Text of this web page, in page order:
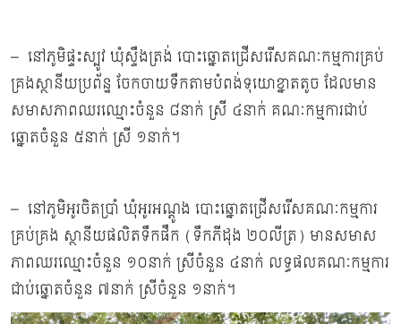
– នៅភូមិផ្ទះស្បូវ ឃុំស្ទឹងត្រង់ បោះឆ្នោតជ្រើសរើសគណៈកម្មការគ្រប់
គ្រងស្ថានីយប្រព័ន្ឋ ចែកចាយទឹកតាមបំពង់ទុយោខ្នាតតូច ដែលមាន
សមាសភាពឈរឈ្មោះចំនួន ៨នាក់ ស្រី ៤នាក់ គណៈកម្មការជាប់
ឆ្នោតចំនួន ៥នាក់ ស្រី ១នាក់។
– នៅភូមិអូរចិតប្រាំ ឃុំអូរអណ្តូង បោះឆ្នោតជ្រើសរើសគណៈកម្មការ
គ្រប់គ្រង ស្ថានីយផលិតទឹកផឹក (ទឹកភីដុង ២០លីត្រ) មានសមាស
ភាពឈរឈ្មោះចំនួន ១០នាក់ ស្រីចំនួន ៤នាក់ លទ្ធផលគណៈកម្មការ
ជាប់ឆ្នោតចំនួន ៧នាក់ ស្រីចំនួន ១នាក់។